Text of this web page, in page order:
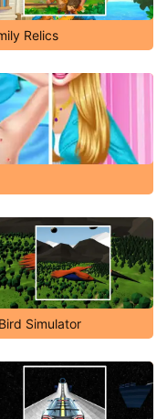
Relics
Bird Simulator